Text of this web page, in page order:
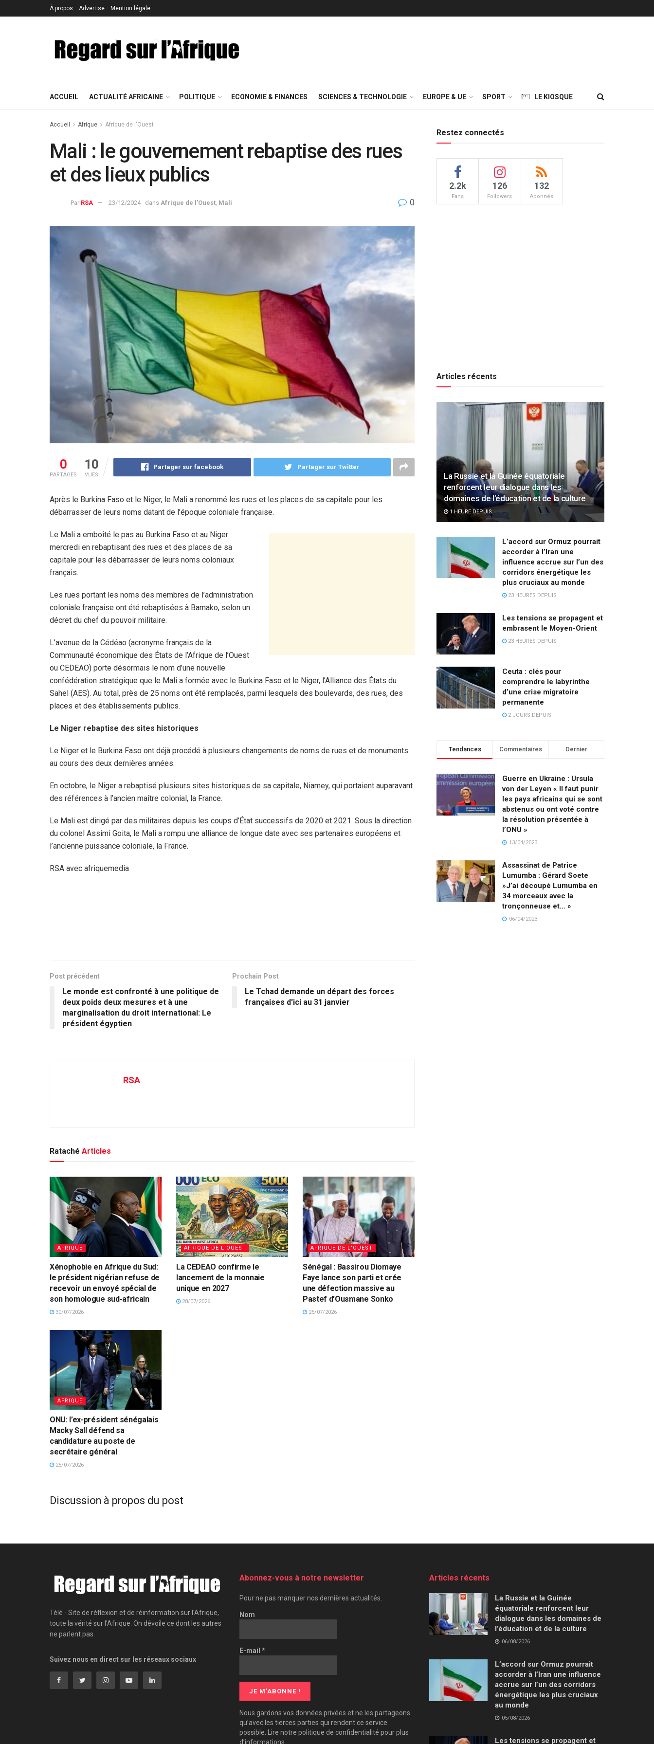
À propos Advertise Mention légale
ACCUEIL ACTUALITÉ AFRICAINE POLITIQUE ECONOMIE & FINANCES SCIENCES & TECHNOLOGIE EUROPE & UE SPORT LE KIOSQUE
Accueil Afrique Afrique de l'Ouest
Mali : le gouvernement rebaptise des rues
et des lieux publics
Par RSA 23/12/2024 dans Afrique de l'Ouest Mali 0
0
PARTAGES
10
VUES
Partager sur facebook Partager sur Twitter
Après le Burkina Faso et le Niger, le Mali a renommé les rues et les places de sa capitale pour les
débarrasser de leurs noms datant de l’époque coloniale française.
Le Mali a emboîté le pas au Burkina Faso et au Niger
mercredi en rebaptisant des rues et des places de sa
capitale pour les débarrasser de leurs noms coloniaux
français.
Les rues portant les noms des membres de l’administration
coloniale française ont été rebaptisées à Bamako, selon un
décret du chef du pouvoir militaire.
L’avenue de la Cédéao (acronyme français de la
Communauté économique des États de l’Afrique de l’Ouest
ou CEDEAO) porte désormais le nom d’une nouvelle
confédération stratégique que le Mali a formée avec le Burkina Faso et le Niger, l’Alliance des États du
Sahel (AES). Au total, près de 25 noms ont été remplacés, parmi lesquels des boulevards, des rues, des
places et des établissements publics.
Le Niger rebaptise des sites historiques
Le Niger et le Burkina Faso ont déjà procédé à plusieurs changements de noms de rues et de monuments
au cours des deux dernières années.
En octobre, le Niger a rebaptisé plusieurs sites historiques de sa capitale, Niamey, qui portaient auparavant
des références à l’ancien maître colonial, la France.
Le Mali est dirigé par des militaires depuis les coups d’État successifs de 2020 et 2021. Sous la direction
du colonel Assimi Goita, le Mali a rompu une alliance de longue date avec ses partenaires européens et
l’ancienne puissance coloniale, la France.
RSA avec afriquemedia
Post précédent
Le monde est confronté à une politique de
deux poids deux mesures et à une
marginalisation du droit international: Le
président égyptien
Prochain Post
Le Tchad demande un départ des forces
françaises d'ici au 31 janvier
RSA
Rataché Articles
AFRIQUE
Xénophobie en Afrique du Sud:
le président nigérian refuse de
recevoir un envoyé spécial de
son homologue sud-africain
30/07/2026
AFRIQUE DE L'OUEST
La CEDEAO confirme le
lancement de la monnaie
unique en 2027
28/07/2026
AFRIQUE DE L'OUEST
Sénégal : Bassirou Diomaye
Faye lance son parti et crée
une défection massive au
Pastef d’Ousmane Sonko
25/07/2026
AFRIQUE
ONU: l’ex-président sénégalais
Macky Sall défend sa
candidature au poste de
secrétaire général
25/07/2026
Discussion à propos du post
Restez connectés
2.2k
Fans
126
Followers
132
Abonnés
Articles récents
La Russie et la Guinée équatoriale
renforcent leur dialogue dans les
domaines de l’éducation et de la culture
1 HEURE DEPUIS
L’accord sur Ormuz pourrait
accorder à l’Iran une
influence accrue sur l’un des
corridors énergétique les
plus cruciaux au monde
23 HEURES DEPUIS
Les tensions se propagent et
embrasent le Moyen-Orient
23 HEURES DEPUIS
Ceuta : clés pour
comprendre le labyrinthe
d’une crise migratoire
permanente
2 JOURS DEPUIS
Tendances Commentaires Dernier
Guerre en Ukraine : Ursula
von der Leyen « Il faut punir
les pays africains qui se sont
abstenus ou ont voté contre
la résolution présentée à
l’ONU »
13/04/2023
Assassinat de Patrice
Lumumba : Gérard Soete
»J’ai découpé Lumumba en
34 morceaux avec la
tronçonneuse et… »
06/04/2023
Télé - Site de réflexion et de réinformation sur l'Afrique,
toute la vérité sur l'Afrique. On dévoile ce dont les autres
ne parlent pas.
Suivez nous en direct sur les réseaux sociaux
Abonnez-vous à notre newsletter
Pour ne pas manquer nos dernières actualités.
Nom
E-mail *
Nous gardons vos données privées et ne les partageons
qu’avec les tierces parties qui rendent ce service
possible. Lire notre politique de confidentialité pour plus
d’informations.
Articles récents
La Russie et la Guinée
équatoriale renforcent leur
dialogue dans les domaines de
l’éducation et de la culture
06/08/2026
L’accord sur Ormuz pourrait
accorder à l’Iran une influence
accrue sur l’un des corridors
énergétique les plus cruciaux
au monde
05/08/2026
Les tensions se propagent et